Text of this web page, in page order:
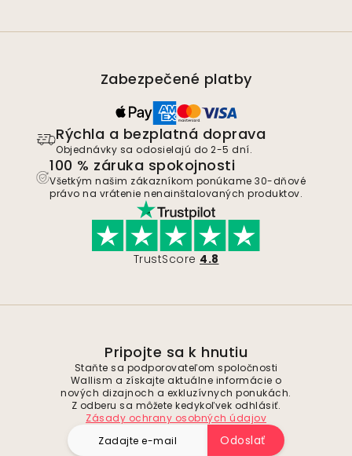
Zabezpečené platby
Rýchla a bezplatná doprava
Objednávky sa odosielajú do 2-5 dní.
100 % záruka spokojnosti
Všetkým našim zákazníkom ponúkame 30-dňové
právo na vrátenie nenainštalovaných produktov.
TrustScore 4.8
Pripojte sa k hnutiu
Staňte sa podporovateľom spoločnosti
Wallism a získajte aktuálne informácie o
nových dizajnoch a exkluzívnych ponukách.
Z odberu sa môžete kedykoľvek odhlásiť.
Zásady ochrany osobných údajov
Odoslať